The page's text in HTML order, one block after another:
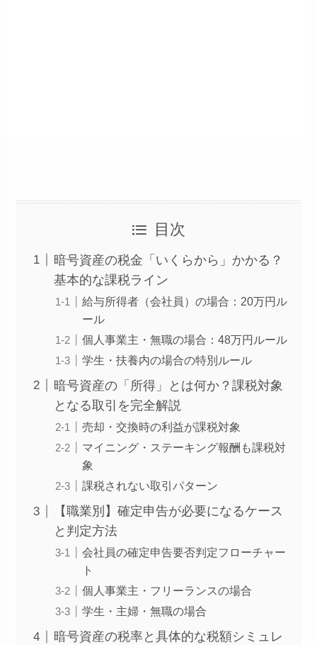
目次
暗号資産の税金「いくらから」かかる？
基本的な課税ライン
給与所得者（会社員）の場合：20万円ル
ール
個人事業主・無職の場合：48万円ルール
学生・扶養内の場合の特別ルール
暗号資産の「所得」とは何か？課税対象
となる取引を完全解説
売却・交換時の利益が課税対象
マイニング・ステーキング報酬も課税対
象
課税されない取引パターン
【職業別】確定申告が必要になるケース
と判定方法
会社員の確定申告要否判定フローチャー
ト
個人事業主・フリーランスの場合
学生・主婦・無職の場合
暗号資産の税率と具体的な税額シミュレ